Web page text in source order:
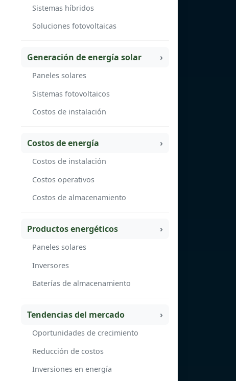
Sistemas híbridos
Soluciones fotovoltaicas
Generación de energía solar
Paneles solares
Sistemas fotovoltaicos
Costos de instalación
Costos de energía
Costos de instalación
Costos operativos
Costos de almacenamiento
Productos energéticos
Paneles solares
Inversores
Baterías de almacenamiento
Tendencias del mercado
Oportunidades de crecimiento
Reducción de costos
Inversiones en energía